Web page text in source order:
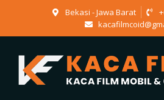
Bekasi - Jawa Barat